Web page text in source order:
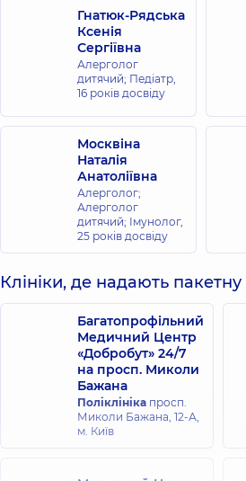
Гнатюк-Рядська
Ксенія
Сергіївна
Алерголог
дитячий; Педіатр,
16 років досвіду
Москвіна
Наталія
Анатоліївна
Алерголог;
Алерголог
дитячий; Імунолог,
25 років досвіду
Клініки, де надають
Багатопрофільний
Медичний Центр
«Добробут» 24/7
на просп. Миколи
Бажана
Поліклініка просп.
Миколи Бажана, 12-А,
м. Київ